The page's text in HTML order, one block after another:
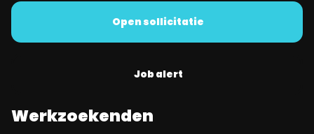
Open sollicitatie
Job alert
Werkzoekenden